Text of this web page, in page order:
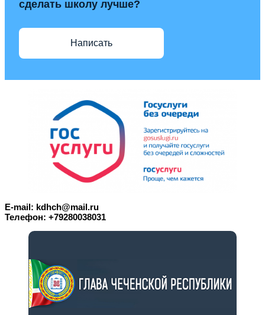
сделать школу лучше?
Написать
E-mail: kdhch@mail.ru
Телефон: +79280038031